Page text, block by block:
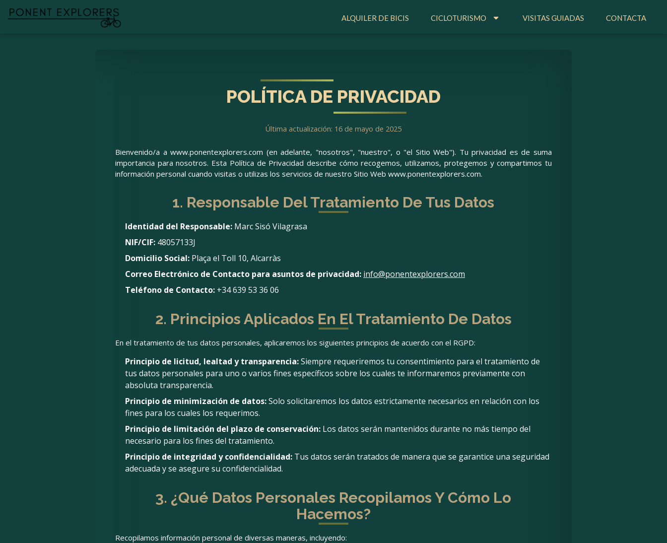
ALQUILER DE BICIS CICLOTURISMO VISITAS GUIADAS CONTACTA
ALQUILER DE BICIS CICLOTURISMO VISITAS GUIADAS CONTACTA
POLÍTICA DE PRIVACIDAD
Última actualización: 16 de mayo de 2025
Bienvenido/a a www.ponentexplorers.com (en adelante, "nosotros", "nuestro", o "el Sitio Web"). Tu privacidad es de suma
importancia para nosotros. Esta Política de Privacidad describe cómo recogemos, utilizamos, protegemos y compartimos tu
información personal cuando visitas o utilizas los servicios de nuestro Sitio Web www.ponentexplorers.com.
1. Responsable Del Tratamiento De Tus Datos
Identidad del Responsable: Marc Sisó Vilagrasa
NIF/CIF: 48057133J
Domicilio Social: Plaça el Toll 10, Alcarràs
Correo Electrónico de Contacto para asuntos de privacidad: info@ponentexplorers.com
Teléfono de Contacto: +34 639 53 36 06
2. Principios Aplicados En El Tratamiento De Datos
En el tratamiento de tus datos personales, aplicaremos los siguientes principios de acuerdo con el RGPD:
Principio de licitud, lealtad y transparencia:Siempre requeriremos tu consentimiento para el tratamiento de
tus datos personales para uno o varios fines específicos sobre los cuales te informaremos previamente con
absoluta transparencia.
Principio de minimización de datos:Solo solicitaremos los datos estrictamente necesarios en relación con los
fines para los cuales los requerimos.
Principio de limitación del plazo de conservación: Los datos serán mantenidos durante no más tiempo del
necesario para los fines del tratamiento.
Principio de integridad y confidencialidad: Tus datos serán tratados de manera que se garantice una seguridad
adecuada y se asegure su confidencialidad.
3. ¿Qué Datos Personales Recopilamos Y Cómo Lo
Hacemos?
Recopilamos información personal de diversas maneras, incluyendo: